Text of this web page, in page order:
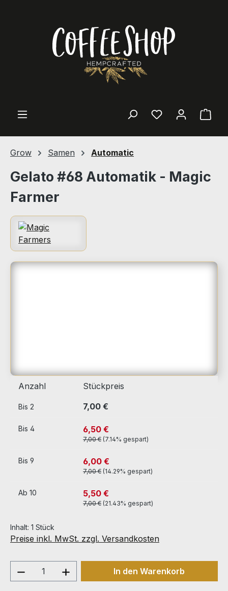
Grow Samen Automatic
Gelato #68 Automatik - Magic
Farmer
Bildergalerie überspringen
Anzahl Stückpreis
Bis 2 7,00 €
Bis 4 6,50 €
7,00 € (7.14% gespart)
Bis 9 6,00 €
7,00 € (14.29% gespart)
Ab 10 5,50 €
7,00 € (21.43% gespart)
Inhalt: 1 Stück
Preise inkl. MwSt. zzgl. Versandkosten
Produkt Anzahl: Gib denIn den Warenkorb